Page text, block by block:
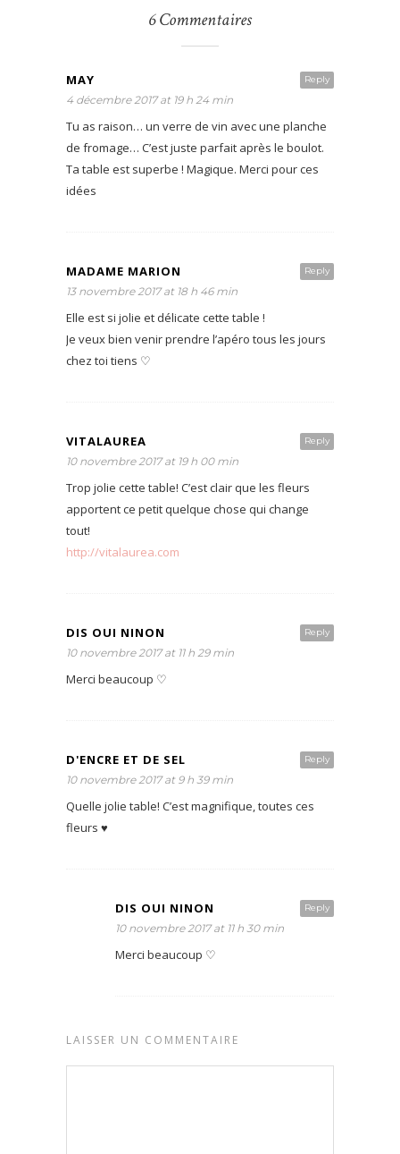
6 Commentaires
Reply
MAY
4 décembre 2017 at 19 h 24 min
Tu as raison… un verre de vin avec une planche
de fromage… C’est juste parfait après le boulot.
Ta table est superbe ! Magique. Merci pour ces
idées
Reply
MADAME MARION
13 novembre 2017 at 18 h 46 min
Elle est si jolie et délicate cette table !
Je veux bien venir prendre l’apéro tous les jours
chez toi tiens ♡
Reply
VITALAUREA
10 novembre 2017 at 19 h 00 min
Trop jolie cette table! C’est clair que les fleurs
apportent ce petit quelque chose qui change
tout!
http://vitalaurea.com
Reply
DIS OUI NINON
10 novembre 2017 at 11 h 29 min
Merci beaucoup ♡
Reply
D'ENCRE ET DE SEL
10 novembre 2017 at 9 h 39 min
Quelle jolie table! C’est magnifique, toutes ces
fleurs ♥
Reply
DIS OUI NINON
10 novembre 2017 at 11 h 30 min
Merci beaucoup ♡
LAISSER UN COMMENTAIRE